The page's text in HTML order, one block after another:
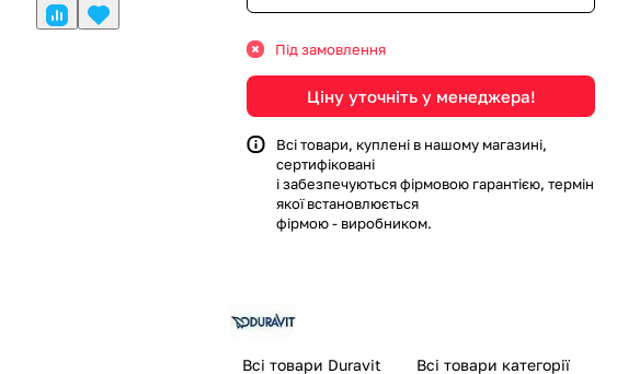
Під замовлення
Ціну уточніть у менеджера!
Всі товари, куплені в нашому магазині,
сертифіковані
і забезпечуються фірмовою гарантією, термін
якої встановлюється
фірмою - виробником.
Всі товари Duravit Всі товари категорії